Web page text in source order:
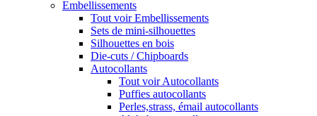
Embellissements
Tout voir Embellissements
Sets de mini-silhouettes
Silhouettes en bois
Die-cuts / Chipboards
Autocollants
Tout voir Autocollants
Puffies autocollants
Perles,strass, émail autocollants